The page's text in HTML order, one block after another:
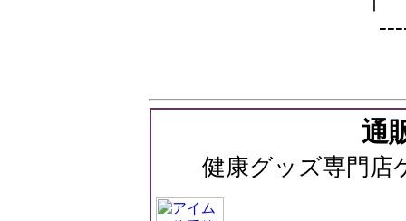
通
健康グッズ専門店